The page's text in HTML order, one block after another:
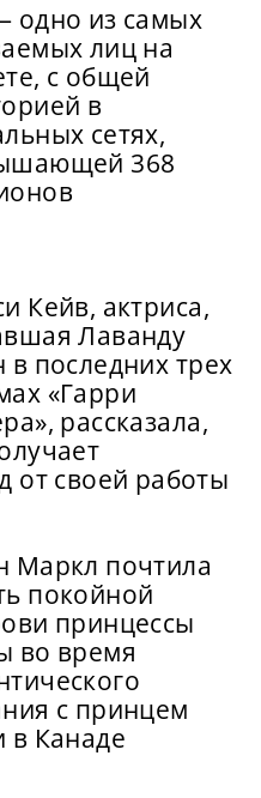
одно из самых
лиц на
с общей
в
сетях,
368
Кейв, актриса,
Лаванду
в последних трех
«Гарри
рассказала,
от своей работы
Маркл почтила
покойной
принцессы
во время
с принцем
в Канаде